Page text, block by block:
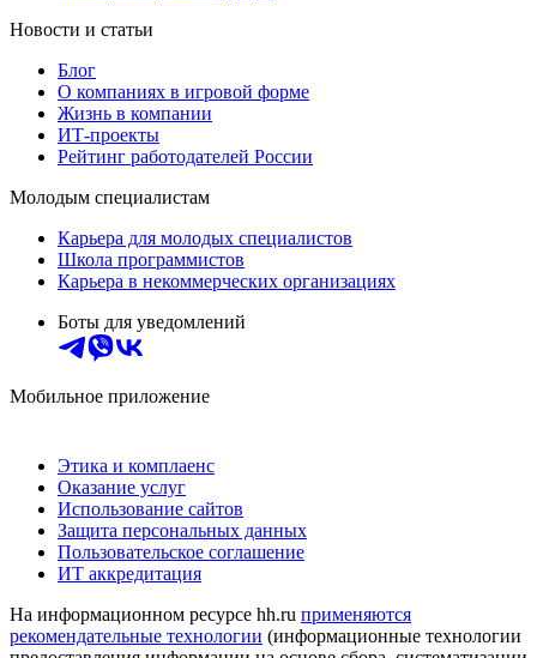
Новости и статьи
Блог
О компаниях в игровой форме
Жизнь в компании
ИТ-проекты
Рейтинг работодателей России
Молодым специалистам
Карьера для молодых специалистов
Школа программистов
Карьера в некоммерческих организациях
Боты для уведомлений
Мобильное приложение
Этика и комплаенс
Оказание услуг
Использование сайтов
Защита персональных данных
Пользовательское соглашение
ИТ аккредитация
На информационном ресурсе hh.ru применяются
рекомендательные технологии (информационные технологии